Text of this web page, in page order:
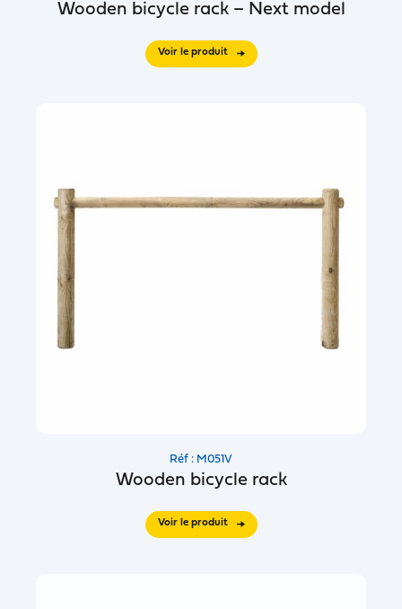
Wooden bicycle rack – Next model
Voir le produit
Réf : M051V
Wooden bicycle rack
Voir le produit